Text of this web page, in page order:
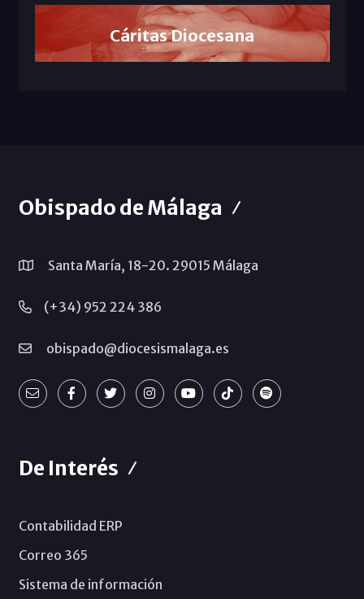
Cáritas Diocesana
Obispado de Málaga
Santa María, 18-20. 29015 Málaga
(+34) 952 224 386
obispado@diocesismalaga.es
De Interés
Contabilidad ERP
Correo 365
Sistema de información